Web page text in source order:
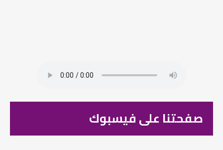
صفحتنا على فيسبوك